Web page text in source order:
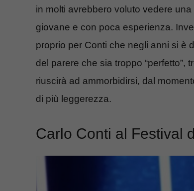
in molti avrebbero voluto vedere
giovane e con poca esperienza.
proprio per Conti che negli anni si è
del parere che sia troppo “perfetto”,
riuscirà ad ammorbidirsi, dal
di più leggerezza.
Carlo Conti al Festival